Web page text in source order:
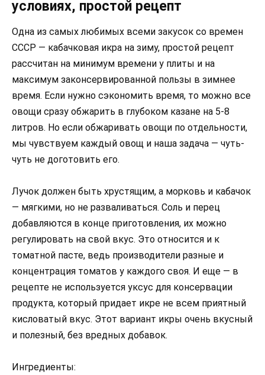
условиях, простой рецепт
Одна из самых любимых всеми закусок со времен
СССР — кабачковая икра на зиму, простой рецепт
рассчитан на минимум времени у плиты и на
максимум законсервированной пользы в зимнее
время. Если нужно сэкономить время, то можно все
овощи сразу обжарить в глубоком казане на 5-8
литров. Но если обжаривать овощи по отдельности,
мы чувствуем каждый овощ и наша задача — чуть-
чуть не доготовить его.
Лучок должен быть хрустящим, а морковь и кабачок
— мягкими, но не разваливаться. Соль и перец
добавляются в конце приготовления, их можно
регулировать на свой вкус. Это относится и к
томатной пасте, ведь производители разные и
концентрация томатов у каждого своя. И еще — в
рецепте не используется уксус для консервации
продукта, который придает икре не всем приятный
кисловатый вкус. Этот вариант икры очень вкусный
и полезный, без вредных добавок.
Ингредиенты: